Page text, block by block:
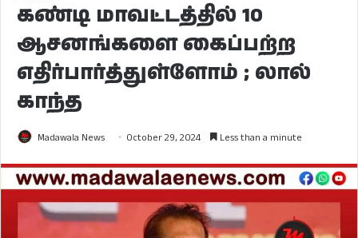
கண்டி மாவட்டத்தில் 10
ஆசனங்களை கைப்பற்ற
எதிர்பார்த்துள்ளோம் ; லால்
காந்த
Madawala News October 29, 2024 Less than a minute